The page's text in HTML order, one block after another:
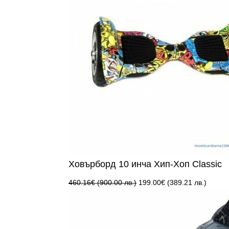
Ховърборд 10 инча Хип-Хоп Classic
460.16€ (900.00 лв.) Original
199.00€ (389.21 лв.)
199.00€